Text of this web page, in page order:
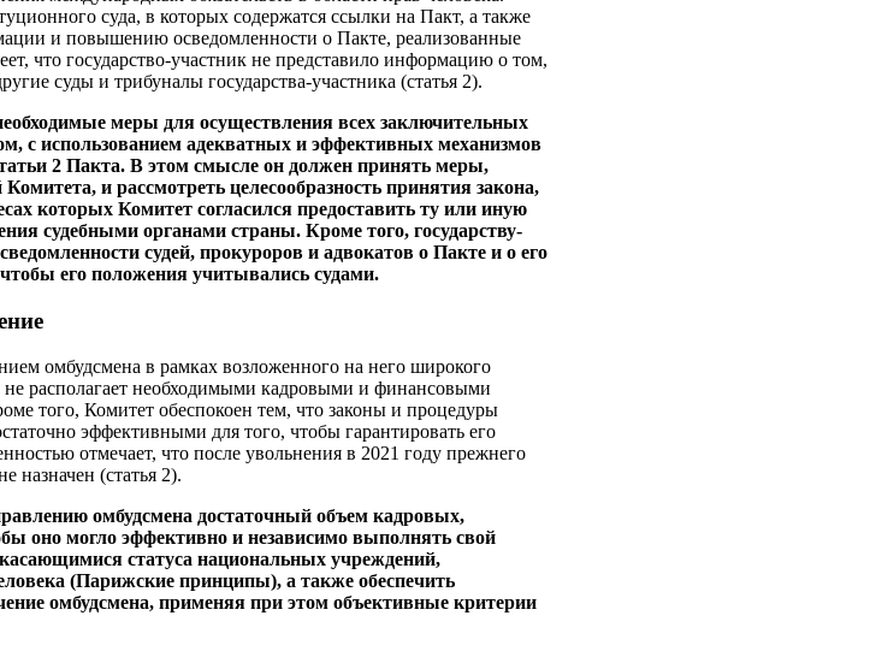
суда, в которых содержатся ссылки на Пакт, а также
и повышению осведомленности о Пакте, реализованные
что государство-участник не представило информацию о том,
суды и трибуналы государства-участника (статья 2).
меры для осуществления всех заключительных
с использованием адекватных и эффективных механизмов
2 Пакта. В этом смысле он должен принять меры,
и рассмотреть целесообразность принятия закона,
которых Комитет согласился предоставить ту или иную
судебными органами страны. Кроме того, государству-
судей, прокуроров и адвокатов о Пакте и о его
его положения учитывались судами.
омбудсмена в рамках возложенного на него широкого
не располагает необходимыми кадровыми и финансовыми
того, Комитет обеспокоен тем, что законы и процедуры
эффективными для того, чтобы гарантировать его
отмечает, что после увольнения в 2021 году прежнего
назначен (статья 2).
омбудсмена достаточный объем кадровых,
оно могло эффективно и независимо выполнять свой
статуса национальных учреждений,
(Парижские принципы), а также обеспечить
омбудсмена, применяя при этом объективные критерии